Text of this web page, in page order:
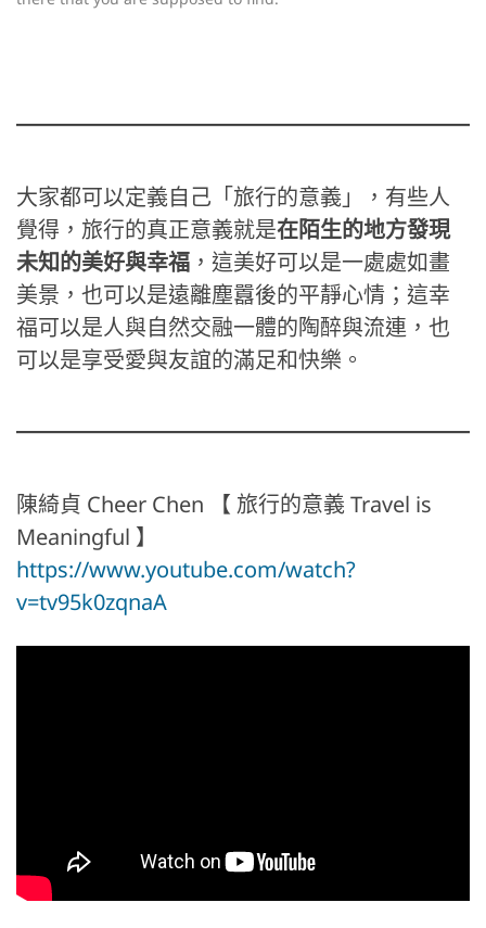
大家都可以定義自己「旅行的意義」，有些人
覺得，旅行的真正意義就是在陌生的地方發現
未知的美好與幸福 ，這美好可以是一處處如畫
美景，也可以是遠離塵囂後的平靜心情；這幸
福可以是人與自然交融一體的陶醉與流連，也
可以是享受愛與友誼的滿足和快樂。
陳綺貞 Cheer Chen 【 旅行的意義 Travel is
Meaningful 】
https://www.youtube.com/watch?
v=tv95k0zqnaA